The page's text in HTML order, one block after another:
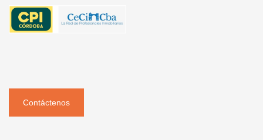
Contáctenos